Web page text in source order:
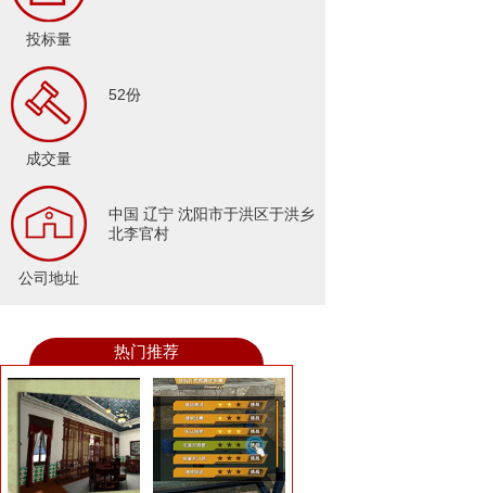
投标量
成交量
52份
公司地址
中国 辽宁 沈阳市于洪区于洪乡
北李官村
热门推荐